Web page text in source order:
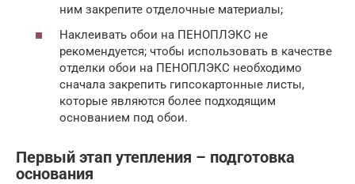
ним закрепите отделочные материалы;
Наклеивать обои на ПЕНОПЛЭКС не
рекомендуется; чтобы использовать в качестве
отделки обои на ПЕНОПЛЭКС необходимо
сначала закрепить гипсокартонные листы,
которые являются более подходящим
основанием под обои.
Первый этап утепления – подготовка
основания